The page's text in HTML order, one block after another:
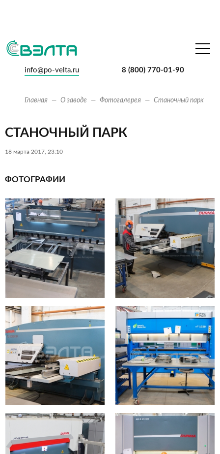
8 (800) 770-01-90
info@po-velta.ru
Главная О заводе Фотогалерея Станочный парк
СТАНОЧНЫЙ ПАРК
18 марта 2017, 23:10
ФОТОГРАФИИ